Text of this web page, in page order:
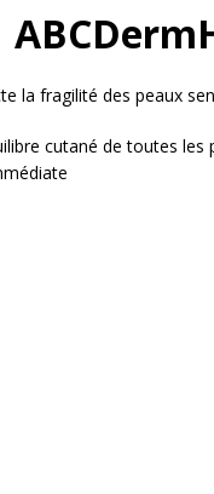
la fragilité des peaux
cutané de toutes